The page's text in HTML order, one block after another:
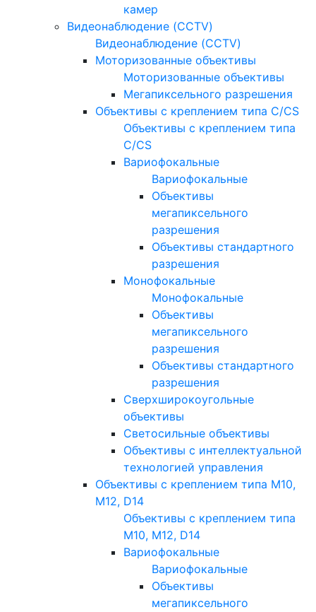
камер
Видеонаблюдение (CCTV)
Видеонаблюдение (CCTV)
Моторизованные объективы
Моторизованные объективы
Мегапиксельного разрешения
Объективы с креплением типа C/CS
Объективы с креплением типа
C/CS
Вариофокальные
Вариофокальные
Объективы
мегапиксельного
разрешения
Объективы стандартного
разрешения
Монофокальные
Монофокальные
Объективы
мегапиксельного
разрешения
Объективы стандартного
разрешения
Сверхширокоугольные
объективы
Светосильные объективы
Объективы с интеллектуальной
технологией управления
Объективы с креплением типа M10,
M12, D14
Объективы с креплением типа
M10, M12, D14
Вариофокальные
Вариофокальные
Объективы
мегапиксельного